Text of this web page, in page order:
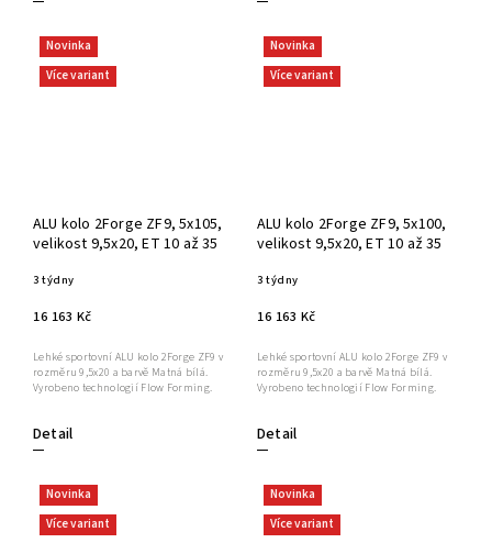
Novinka
Více variant
ALU kolo 2Forge ZF9, 5x105,
velikost 9,5x20, ET 10 až 35
3 týdny
16 163 Kč
Detail
Lehké sportovní ALU kolo 2Forge ZF9 v
rozměru 9,5x20 a barvě Matná bílá.
Vyrobeno technologií Flow Forming.
Novinka
Více variant
ALU kolo 2Forge ZF9, 5x100,
velikost 9,5x20, ET 10 až 35
3 týdny
16 163 Kč
Detail
Lehké sportovní ALU kolo 2Forge ZF9 v
rozměru 9,5x20 a barvě Matná bílá.
Vyrobeno technologií Flow Forming.
Novinka
Více variant
Novinka
Více variant